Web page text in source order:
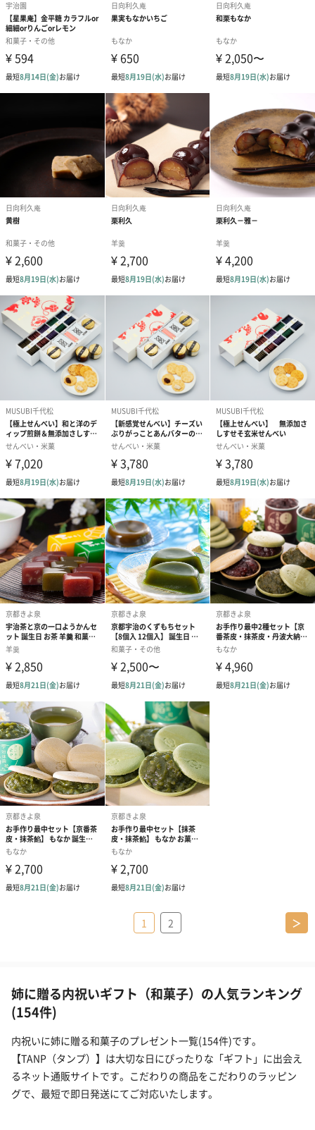
1 2 ＞
姉に贈る内祝いギフト（和菓子）の人気ランキング
(154件)
内祝いに姉に贈る和菓子のプレゼント一覧(154件)です。
【TANP（タンプ）】は大切な日にぴったりな「ギフト」に出会え
るネット通販サイトです。こだわりの商品をこだわりのラッピン
グで、最短で即日発送にてご対応いたします。